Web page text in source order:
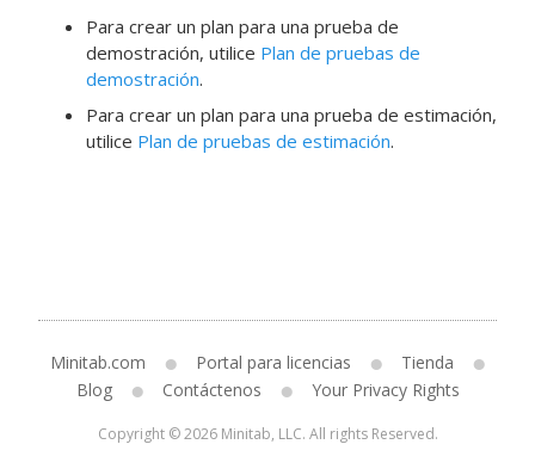
Para crear un plan para una prueba de
demostración, utilice Plan de pruebas de
demostración.
Para crear un plan para una prueba de estimación,
utilice Plan de pruebas de estimación.
Minitab.com Portal para licencias
Tienda
Blog
Contáctenos Your Privacy Rights
Copyright © 2026 Minitab, LLC. All rights Reserved.